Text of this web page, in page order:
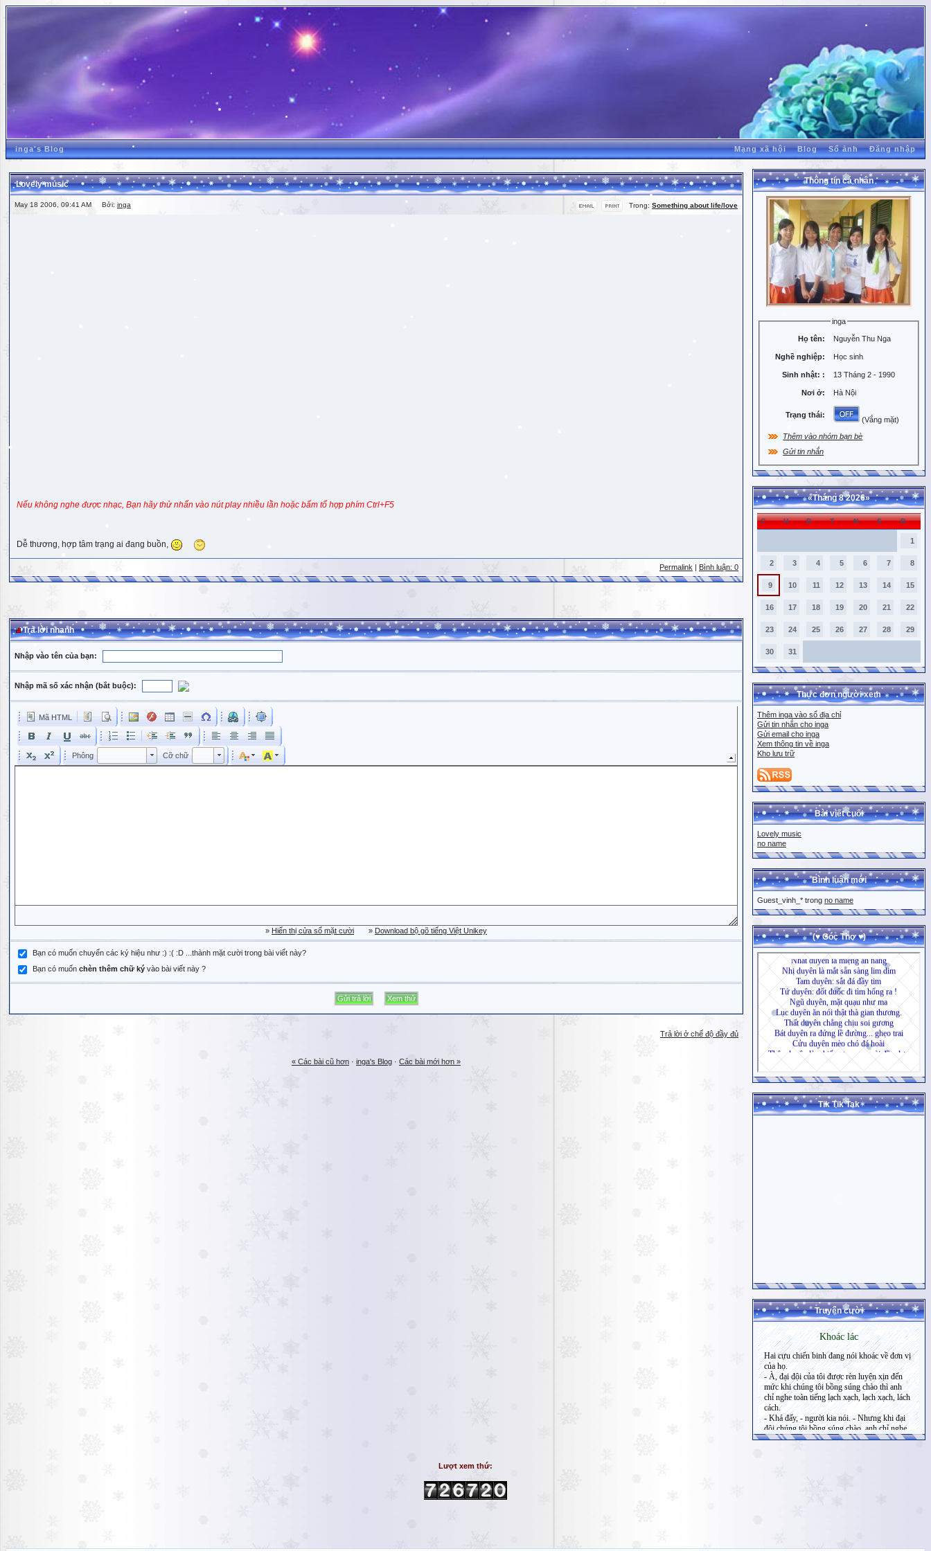
inga's Blog Mạng xã hội Blog Sổ ảnh Đăng nhập
Lovely music
Trong: Something about life/love
May 18 2006, 09:41 AM Bởi: inga
Nếu không nghe được nhạc, Bạn hãy thử nhấn vào nút play nhiều lần hoặc bấm tổ hợp phím Ctrl+F5
Dễ thương, hợp tâm trạng ai đang buồn,
Permalink Bình luận: 0
Trả lời nhanh
Nhập vào tên của bạn:
Nhập mã số xác nhận (bắt buộc):
Mã HTML
Phông Cỡ chữ Kích cỡ phông
» Hiển thị cửa sổ mặt cười » Download bộ gõ tiếng Việt Unikey
Bạn có muốn chuyển các ký hiệu như :) :( :D ...thành mặt cười trong bài viết này?
Bạn có muốn chèn thêm chữ ký vào bài viết này ?
Trả lời ở chế độ đầy đủ
« Các bài cũ hơn · inga's Blog · Các bài mới hơn »
Thông tin cá nhân
inga
Họ tên: Nguyễn Thu Nga
Nghề nghiệp: Học sinh
Sinh nhật: : 13 Tháng 2 - 1990
Nơi ở: Hà Nội
Trạng thái:
(Vắng mặt)
Thêm vào nhóm bạn bè
Gửi tin nhắn
«Tháng 8 2026»
C H B T N S B
1
2 3 4 5 6 7 8
9 10 11 12 13 14 15
16 17 18 19 20 21 22
23 24 25 26 27 28 29
30 31
Thực đơn người xem
Thêm inga vào sổ địa chỉ
Gửi tin nhắn cho inga
Gửi email cho inga
Xem thông tin về inga
Kho lưu trữ
Bài viết cuối
Lovely music
no name
Bình luận mới
Guest_vinh_* trong no name
(♥ Góc Thơ ♥)
Tik Tik Tak
Truyện cười
Lượt xem thứ: